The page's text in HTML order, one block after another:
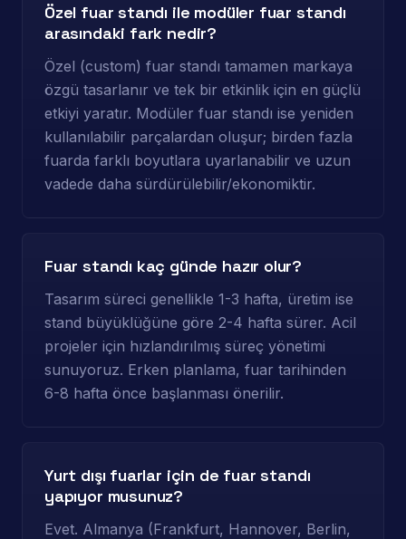
Özel fuar standı ile modüler fuar standı
arasındaki fark nedir?
Özel (custom) fuar standı tamamen markaya
özgü tasarlanır ve tek bir etkinlik için en güçlü
etkiyi yaratır. Modüler fuar standı ise yeniden
kullanılabilir parçalardan oluşur; birden fazla
fuarda farklı boyutlara uyarlanabilir ve uzun
vadede daha sürdürülebilir/ekonomiktir.
Fuar standı kaç günde hazır olur?
Tasarım süreci genellikle 1-3 hafta, üretim ise
stand büyüklüğüne göre 2-4 hafta sürer. Acil
projeler için hızlandırılmış süreç yönetimi
sunuyoruz. Erken planlama, fuar tarihinden
6-8 hafta önce başlanması önerilir.
Yurt dışı fuarlar için de fuar standı
yapıyor musunuz?
Evet. Almanya (Frankfurt, Hannover, Berlin,